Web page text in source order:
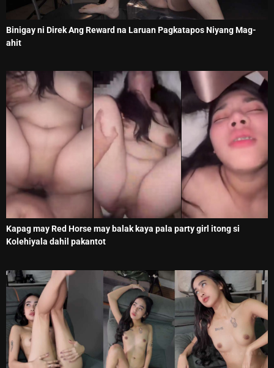
Binigay ni Direk Ang Reward na Laruan Pagkatapos Niyang Mag-
ahit
Kapag may Red Horse may balak kaya pala party girl itong si
Kolehiyala dahil pakantot